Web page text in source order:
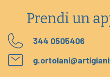
Prendi un
344 0505406